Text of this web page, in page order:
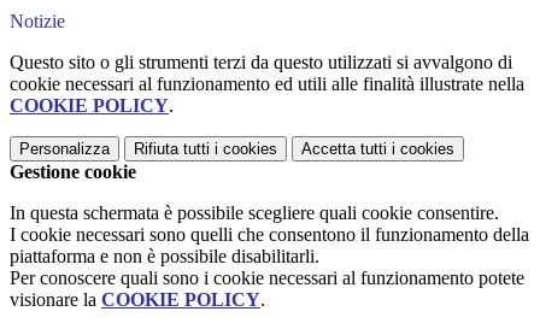
Notizie
Questo sito o gli strumenti terzi da questo utilizzati si avvalgono di
cookie necessari al funzionamento ed utili alle finalità illustrate nella
COOKIE POLICY.
Personalizza Rifiuta tutti i cookies Accetta tutti i cookies
Gestione cookie
In questa schermata è possibile scegliere quali cookie consentire.
I cookie necessari sono quelli che consentono il funzionamento della
piattaforma e non è possibile disabilitarli.
Per conoscere quali sono i cookie necessari al funzionamento potete
visionare la COOKIE POLICY.